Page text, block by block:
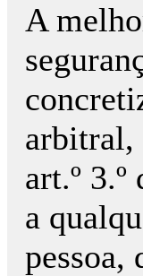
A
arbitral,
art.º
a
pessoa,